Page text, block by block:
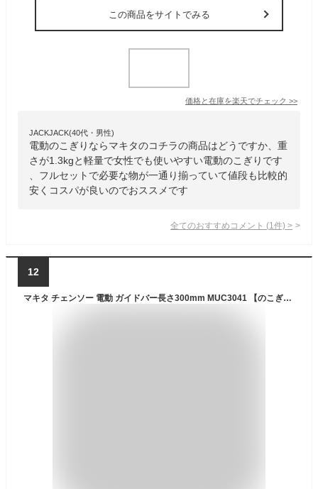
この商品をサイトでみる
価格と在庫を楽天でチェック >>
JACKJACK(40代・男性)
電動のこぎりならマキタのコチラの商品はどうですか、重
さが1.3kgと軽量で女性でも使いやすい電動のこぎりです
、フルセットで必要な物が一通り揃っていて値段も比較的
安くコスパが良いのでおススメです
全てのおすすめコメント (1 件) >
12
マキタ チェンソー 電動 ガイドバー長さ300mm MUC3041 【のこぎり ノコギリ 鋸 剪定 大工 木 切る 切断 チェーンソー 電動式 電動工具 電動ジグゾー 刃 ブレード ガーデニング ガーデン ツール 道具 園芸 用品】【おしゃれ おすすめ】[CB99]